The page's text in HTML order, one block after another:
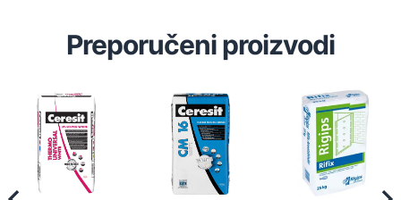
Preporučeni proizvodi